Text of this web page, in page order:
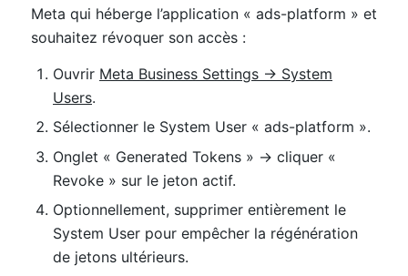
Meta qui héberge l’application « ads-platform » et
souhaitez révoquer son accès :
Ouvrir Meta Business Settings → System
Users.
Sélectionner le System User « ads-platform ».
Onglet « Generated Tokens » → cliquer «
Revoke » sur le jeton actif.
Optionnellement, supprimer entièrement le
System User pour empêcher la régénération
de jetons ultérieurs.